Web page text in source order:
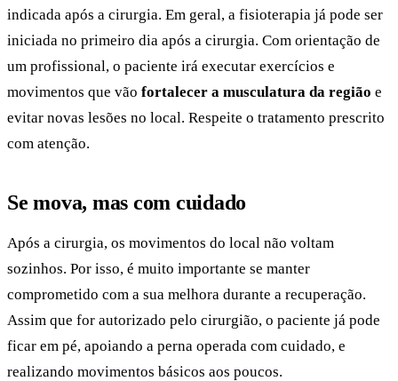
indicada após a cirurgia. Em geral, a fisioterapia já pode ser
iniciada no primeiro dia após a cirurgia. Com orientação de
um profissional, o paciente irá executar exercícios e
movimentos que vão fortalecer a musculatura da região e
evitar novas lesões no local. Respeite o tratamento prescrito
com atenção.
Se mova, mas com cuidado
Após a cirurgia, os movimentos do local não voltam
sozinhos. Por isso, é muito importante se manter
comprometido com a sua melhora durante a recuperação.
Assim que for autorizado pelo cirurgião, o paciente já pode
ficar em pé, apoiando a perna operada com cuidado, e
realizando movimentos básicos aos poucos.